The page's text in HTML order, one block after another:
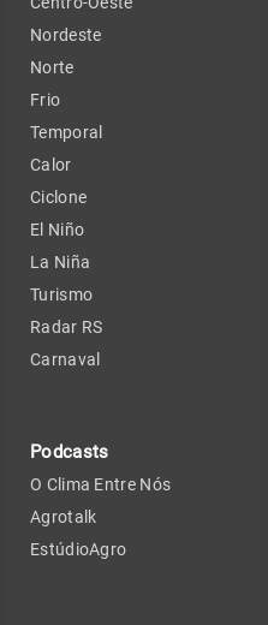
Nordeste
Norte
Frio
Temporal
Calor
Ciclone
El Niño
La Niña
Turismo
Radar RS
Carnaval
Podcasts
O Clima Entre Nós
Agrotalk
EstúdioAgro